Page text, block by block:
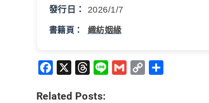
發行日： 2026/1/7
書籍頁： 織紡姻緣
Facebook Threads
Line Gmail
Copy
Related Posts: